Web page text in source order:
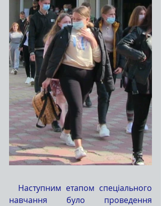
навчання було проведення